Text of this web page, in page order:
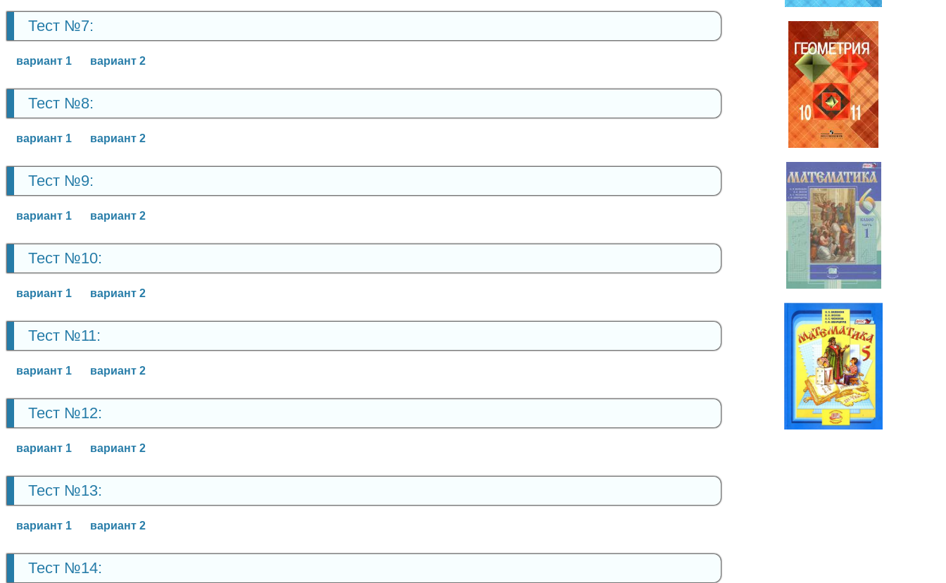
Тест №7:
вариант 1 вариант 2
Тест №8:
вариант 1 вариант 2
Тест №9:
вариант 1 вариант 2
Тест №10:
вариант 1 вариант 2
Тест №11:
вариант 1 вариант 2
Тест №12:
вариант 1 вариант 2
Тест №13:
вариант 1 вариант 2
Тест №14:
Геометрия
10-11 класс
Математика
6 класс
Математика
5 класс